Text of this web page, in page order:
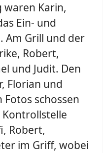
waren Karin,
Ein- und
Am Grill und der
Robert,
und Judit. Den
Florian und
schossen
Kontrollstelle
Robert,
im Griff, wobei